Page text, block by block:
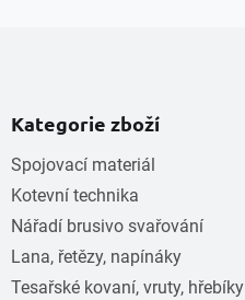
Kategorie zboží
Spojovací materiál
Kotevní technika
Nářadí brusivo svařování
Lana, řetězy, napínáky
Tesařské kovaní, vruty, hřebíky